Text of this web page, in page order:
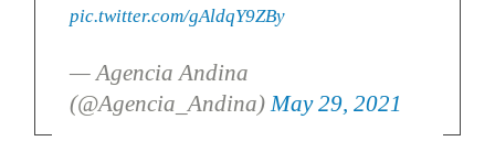
pic.twitter.com/gAldqY9ZBy
— Agencia Andina
(@Agencia_Andina) May 29, 2021